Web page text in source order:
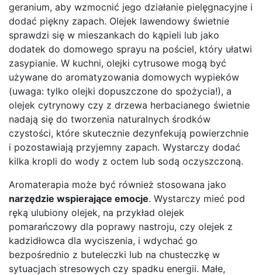
geranium, aby wzmocnić jego działanie pielęgnacyjne i
dodać piękny zapach. Olejek lawendowy świetnie
sprawdzi się w mieszankach do kąpieli lub jako
dodatek do domowego sprayu na pościel, który ułatwi
zasypianie. W kuchni, olejki cytrusowe mogą być
używane do aromatyzowania domowych wypieków
(uwaga: tylko olejki dopuszczone do spożycia!), a
olejek cytrynowy czy z drzewa herbacianego świetnie
nadają się do tworzenia naturalnych środków
czystości, które skutecznie dezynfekują powierzchnie
i pozostawiają przyjemny zapach. Wystarczy dodać
kilka kropli do wody z octem lub sodą oczyszczoną.
Aromaterapia może być również stosowana jako
narzędzie wspierające emocje. Wystarczy mieć pod
ręką ulubiony olejek, na przykład olejek
pomarańczowy dla poprawy nastroju, czy olejek z
kadzidłowca dla wyciszenia, i wdychać go
bezpośrednio z buteleczki lub na chusteczkę w
sytuacjach stresowych czy spadku energii. Małe,